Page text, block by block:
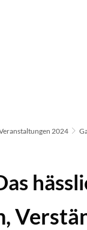
2024